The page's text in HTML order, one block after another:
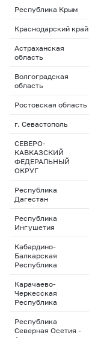
Республика Крым
Краснодарский край
Астраханская
область
Волгоградская
область
Ростовская область
г. Севастополь
СЕВЕРО-
КАВКАЗСКИЙ
ФЕДЕРАЛЬНЫЙ
ОКРУГ
Республика
Дагестан
Республика
Ингушетия
Кабардино-
Балкарская
Республика
Карачаево-
Черкесская
Республика
Республика
Северная Осетия -